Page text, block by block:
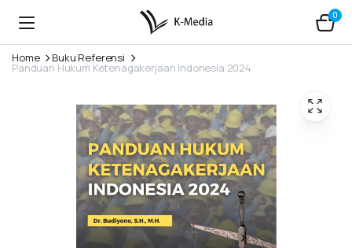
0
Home Buku Referensi
Panduan Hukum Ketenagakerjaan Indonesia 2024